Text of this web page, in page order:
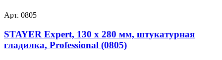
Арт. 0805
STAYER Eхpert, 130 х 280 мм, штукатурная
гладилка, Professional (0805)